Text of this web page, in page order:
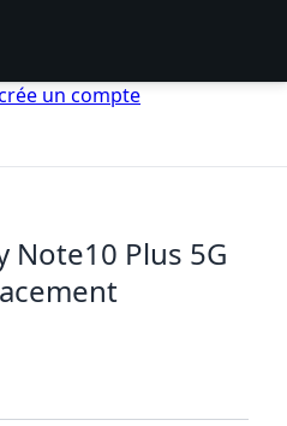
un compte
Note10 Plus 5G